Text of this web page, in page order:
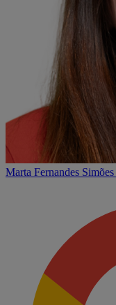
Marta Fernandes Simões